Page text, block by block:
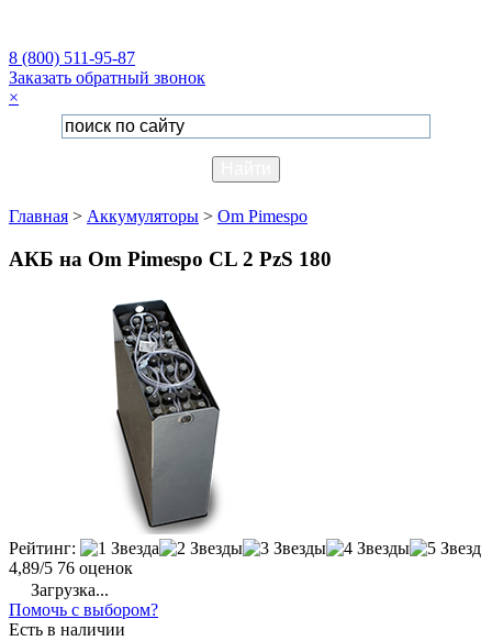
8 (800) 511-95-87
Заказать обратный звонок
×
Главная > Аккумуляторы > Om Pimespo
АКБ на Om Pimespo CL 2 PzS 180
Рейтинг:
4,89/5 76 оценок
Загрузка...
Помочь с выбором?
Есть в наличии